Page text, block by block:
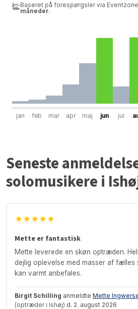
Baseret på forespørgsler via
måneder.
jan feb mar apr maj jun jul
Seneste
solomusikere i
★★★★★
Mette er fantastisk
Mette leverede en skøn optræden.
dejlig oplevelse med masser af fælles
kan varmt anbefales.
Birgit Schilling anmeldte Mette
(optræder i Ishøj) d. 2. august 2026